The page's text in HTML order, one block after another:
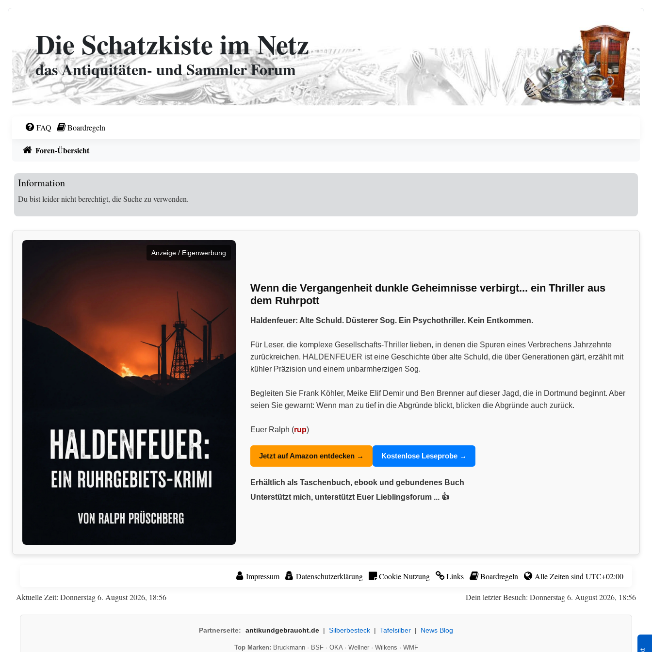
Zum Inhalt
Die Schatzkiste im Netz
das Antiquitäten- und Sammler Forum
FAQ Boardregeln
Foren-Übersicht
Information
Du bist leider nicht berechtigt, die Suche zu verwenden.
Anzeige / Eigenwerbung
Wenn die Vergangenheit dunkle Geheimnisse verbirgt... ein Thriller aus
dem Ruhrpott
Haldenfeuer: Alte Schuld. Düsterer Sog. Ein Psychothriller. Kein Entkommen.
Für Leser, die komplexe Gesellschafts-Thriller lieben, in denen die Spuren eines Verbrechens Jahrzehnte
zurückreichen. HALDENFEUER ist eine Geschichte über alte Schuld, die über Generationen gärt, erzählt mit
kühler Präzision und einem unbarmherzigen Sog.
Begleiten Sie Frank Köhler, Meike Elif Demir und Ben Brenner auf dieser Jagd, die in Dortmund beginnt. Aber
seien Sie gewarnt: Wenn man zu tief in die Abgründe blickt, blicken die Abgründe auch zurück.
Euer Ralph (rup)
Jetzt auf Amazon entdecken → Kostenlose Leseprobe →
Erhältlich als Taschenbuch, ebook und gebundenes Buch
Unterstützt mich, unterstützt Euer Lieblingsforum ... 👍
Impressum Datenschutzerklärung Cookie Nutzung Links Boardregeln Alle Zeiten sind UTC+02:00
Dein letzter Besuch: Donnerstag 6. August 2026, 18:56
Aktuelle Zeit: Donnerstag 6. August 2026, 18:56
Partnerseite: antikundgebraucht.de | Silberbesteck | Tafelsilber | News Blog
Top Marken: Bruckmann· BSF· OKA· Wellner· Wilkens · WMF